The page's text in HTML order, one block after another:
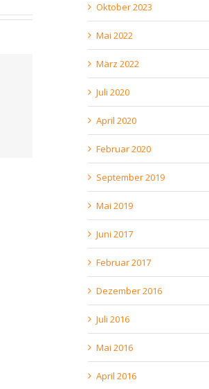
Oktober 2023
Mai 2022
März 2022
Juli 2020
April 2020
Februar 2020
September 2019
Mai 2019
Juni 2017
Februar 2017
Dezember 2016
Juli 2016
Mai 2016
April 2016